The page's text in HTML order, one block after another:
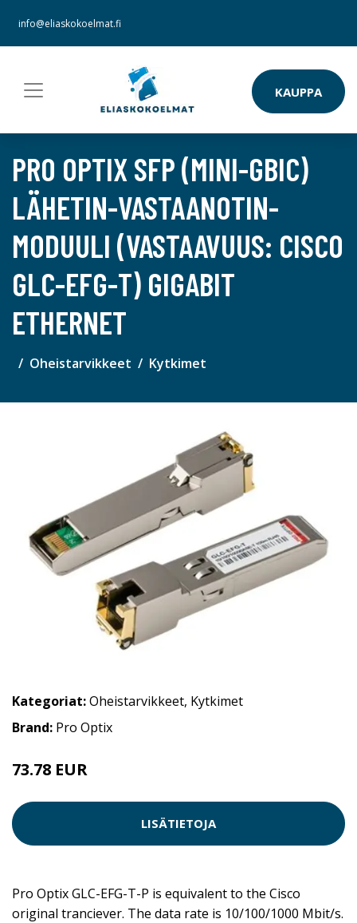
info@eliaskokoelmat.fi
KAUPPA
PRO OPTIX SFP (MINI-GBIC)
LÄHETIN-VASTAANOTIN-
MODUULI (VASTAAVUUS: CISCO
GLC-EFG-T) GIGABIT
ETHERNET
Oheistarvikkeet Kytkimet
Kategoriat:Oheistarvikkeet, Kytkimet
Brand: Pro Optix
73.78 EUR
LISÄTIETOJA
Pro Optix GLC-EFG-T-P is equivalent to the Cisco
original tranciever. The data rate is 10/100/1000 Mbit/s.